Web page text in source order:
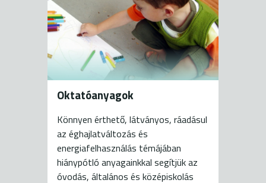
Oktatóanyagok
Könnyen érthető, látványos, ráadásul
az éghajlatváltozás és
energiafelhasználás témájában
hiánypótló anyagainkkal segítjük az
óvodás, általános és középiskolás